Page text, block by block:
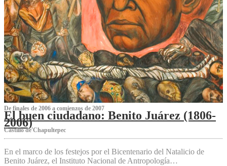
De finales de 2006 a comienzos de 2007
El buen ciudadano: Benito Juárez (1806-
2006)
Castillo de Chapultepec
En el marco de los festejos por el Bicentenario del Natalicio de
Benito Juárez, el Instituto Nacional de Antropología…